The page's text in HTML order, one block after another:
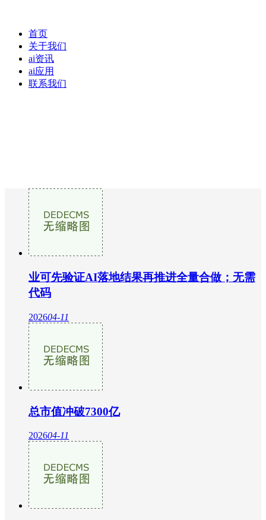
首页
关于我们
ai资讯
ai应用
联系我们
业可先验证AI落地结果再推进全量合做；无需
代码
202604-11
总市值冲破7300亿
202604-11